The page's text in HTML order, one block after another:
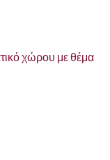
χώρου με θέμα